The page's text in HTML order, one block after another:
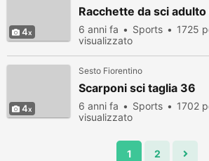
4
Racchette da sci
6 anni fa Sports
1725
visualizzato
4
Sesto Fiorentino
Scarponi sci taglia 36
6 anni fa Sports
1702
visualizzato
1 2